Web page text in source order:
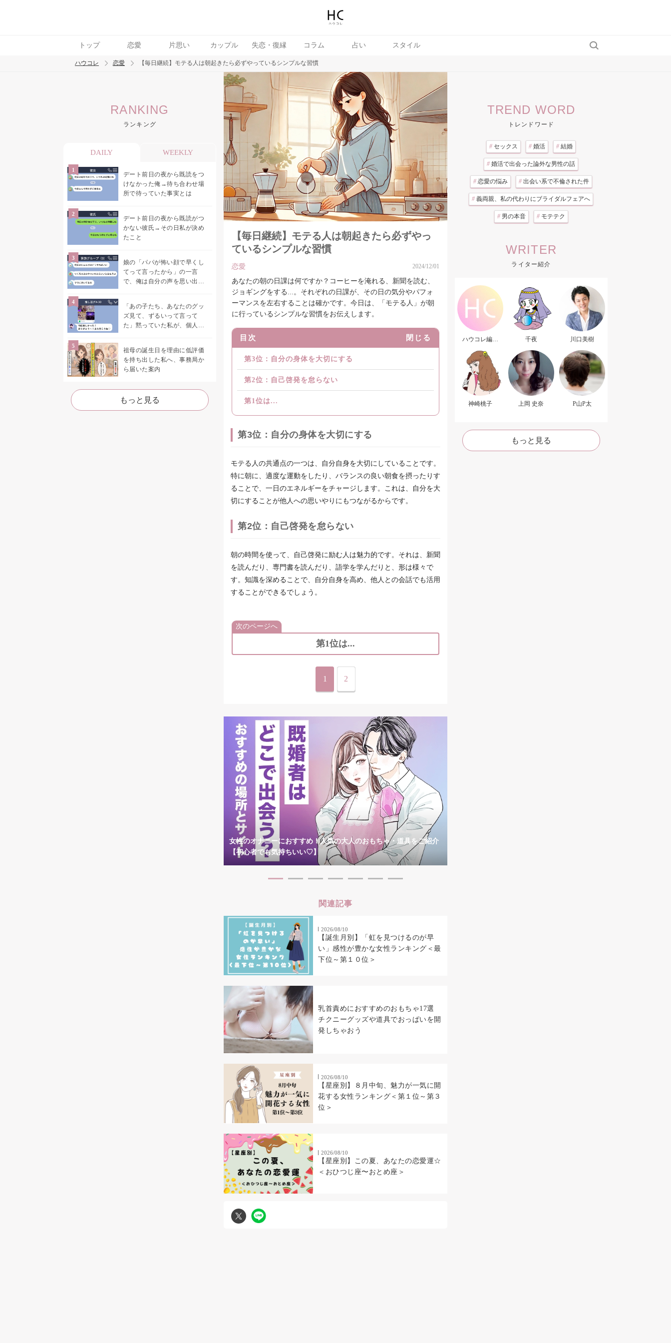
トップ 恋愛 片思い カップル 失恋・復縁 コラム 占い スタイル
トレンド ワード
ハウコレ 恋愛 【毎日継続】モテる人は朝起きたら必ずやっているシンプルな習慣
RANKING
ランキング
DAILY WEEKLY
デート前日の夜から既読をつ
けなかった俺→待ち合わせ場
所で待っていた事実とは
デート前日の夜から既読がつ
かない彼氏→その日私が決め
たこと
娘の「パパが怖い顔で早くし
てって言ったから」の一言
で、俺は自分の声を思い出し
「あの子たち、あなたのグッ
ズ見て、ずるいって言って
た」黙っていた私が、個人チ
祖母の誕生日を理由に低評価
を持ち出した私へ、事務局か
ら届いた案内
もっと見る
【毎日継続】モテる人は朝起きたら必ずやっ
ているシンプルな習慣
恋愛 2024/12/01
あなたの朝の日課は何ですか？コーヒーを淹れる、新聞を読む、
ジョギングをする...。それぞれの日課が、その日の気分やパフォ
ーマンスを左右することは確かです。今日は、「モテる人」が朝
に行っているシンプルな習慣をお伝えします。
目次 閉じる
第3位：自分の身体を大切にする
第2位：自己啓発を怠らない
第1位は...
第3位：自分の身体を大切にする
モテる人の共通点の一つは、自分自身を大切にしていることです。
特に朝に、適度な運動をしたり、バランスの良い朝食を摂ったりす
ることで、一日のエネルギーをチャージします。これは、自分を大
切にすることが他人への思いやりにもつながるからです。
第2位：自己啓発を怠らない
朝の時間を使って、自己啓発に励む人は魅力的です。それは、新聞
を読んだり、専門書を読んだり、語学を学んだりと、形は様々で
す。知識を深めることで、自分自身を高め、他人との会話でも活用
することができるでしょう。
次のページへ
第1位は...
1 2
女性のオナニーにおすすめ！人気の大人のおもちゃ・道具をご紹介
【初心者でも気持ちいい♡】
関連記事
2026/08/10
【誕生月別】「虹を見つけるのが早
い」感性が豊かな女性ランキング＜最
下位～第１０位＞
乳首責めにおすすめのおもちゃ17選
チクニーグッズや道具でおっぱいを開
発しちゃおう
2026/08/10
【星座別】８月中旬、魅力が一気に開
花する女性ランキング＜第１位～第３
位＞
2026/08/10
【星座別】この夏、あなたの恋愛運☆
＜おひつじ座〜おとめ座＞
TREND WORD
トレンドワード
# セックス # 婚活 # 結婚
# 婚活で出会った論外な男性の話
# 恋愛の悩み # 出会い系で不倫された件
# 義両親、私の代わりにブライダルフェアへ
# 男の本音 # モテテク
WRITER
ライター紹介
ハウコレ編集
千夜 川口美樹
神崎桃子 上岡 史奈 P山P太
もっと見る